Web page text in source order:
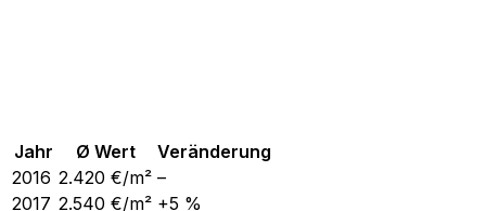
Jahr Ø Wert
Veränderung
2016 2.420 €/m² –
2017 2.540 €/m² +5 %